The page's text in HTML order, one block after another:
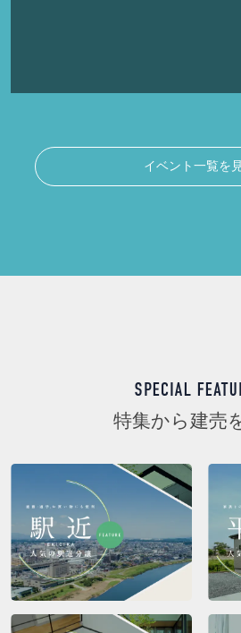
イベント一覧を
特集から建売